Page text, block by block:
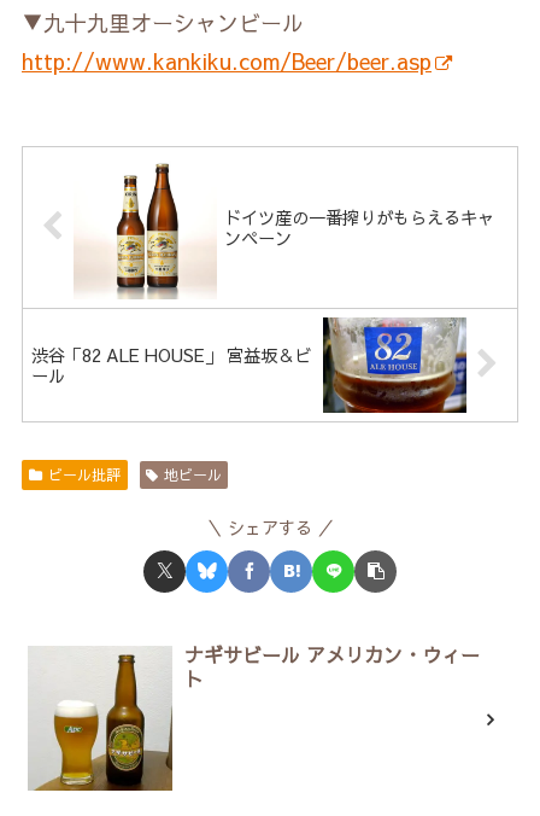
▼九十九里オーシャンビール
http://www.kankiku.com/Beer/beer.asp
ドイツ産の一番搾りがもらえるキャ
ンペーン
渋谷「82 ALE HOUSE」 宮益坂＆ビ
ール
ビール批評 地ビール
シェアする
ナギサビール アメリカン・ウィー
ト